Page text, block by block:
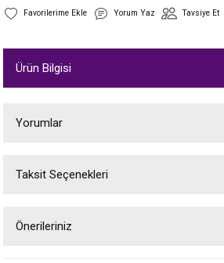
Yorum Yaz Tavsiye Et
Ürün Bilgisi
Yorumlar
Taksit Seçenekleri
Önerileriniz